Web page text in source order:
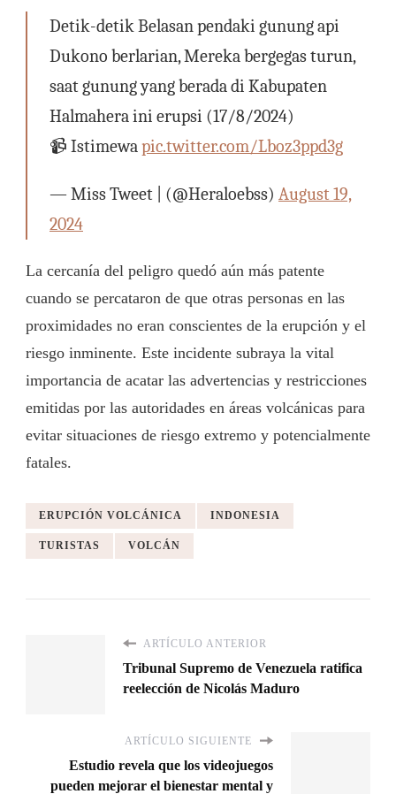
Detik-detik Belasan pendaki gunung api
Dukono berlarian, Mereka bergegas turun,
saat gunung yang berada di Kabupaten
Halmahera ini erupsi (17/8/2024)
📹 Istimewapic.twitter.com/Lboz3ppd3g
— Miss Tweet | (@Heraloebss) August 19,
2024
La cercanía del peligro quedó aún más patente
cuando se percataron de que otras personas en las
proximidades no eran conscientes de la erupción y el
riesgo inminente. Este incidente subraya la vital
importancia de acatar las advertencias y restricciones
emitidas por las autoridades en áreas volcánicas para
evitar situaciones de riesgo extremo y potencialmente
fatales.
ERUPCIÓN VOLCÁNICA INDONESIA
TURISTAS VOLCÁN
ARTÍCULO ANTERIOR
Tribunal Supremo de Venezuela ratifica
reelección de Nicolás Maduro
ARTÍCULO SIGUIENTE
Estudio revela que los videojuegos
pueden mejorar el bienestar mental y